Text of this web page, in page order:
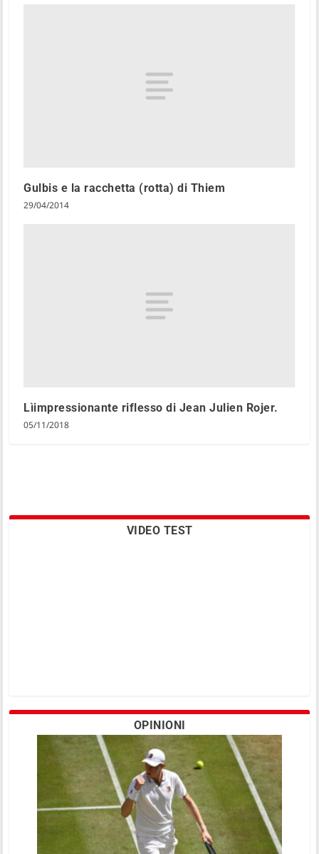
Gulbis e la racchetta (rotta) di Thiem
29/04/2014
Lìimpressionante riflesso di Jean Julien Rojer.
05/11/2018
VIDEO TEST
OPINIONI